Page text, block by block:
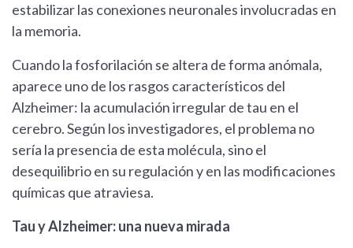
estabilizar las conexiones neuronales involucradas en
la memoria.
Cuando la fosforilación se altera de forma anómala,
aparece uno de los rasgos característicos del
Alzheimer: la acumulación irregular de tau en el
cerebro. Según los investigadores, el problema no
sería la presencia de esta molécula, sino el
desequilibrio en su regulación y en las modificaciones
químicas que atraviesa.
Tau y Alzheimer: una nueva mirada